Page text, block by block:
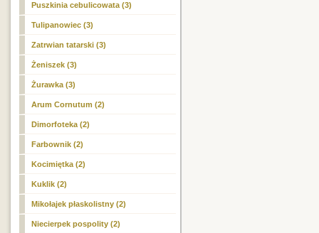
Puszkinia cebulicowata (3)
Tulipanowiec (3)
Zatrwian tatarski (3)
Żeniszek (3)
Żurawka (3)
Arum Cornutum (2)
Dimorfoteka (2)
Farbownik (2)
Kocimiętka (2)
Kuklik (2)
Mikołajek płaskolistny (2)
Niecierpek pospolity (2)